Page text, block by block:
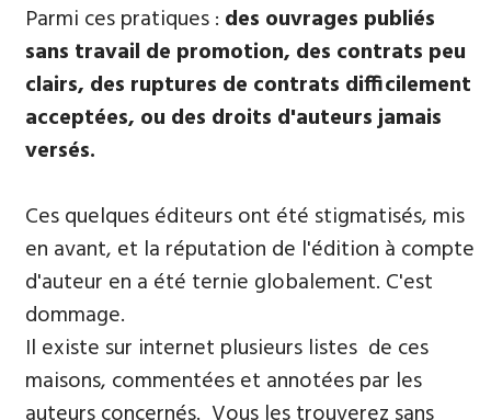
Parmi ​ces pratiques : des ouvrages publiés
sans travail de promotion, des contrats peu
clairs, des ruptures de contrats difficilement
acceptées, ou des droits d'auteurs jamais
versés.
Ces quelques éditeurs ont été stigmatisés, mis
en avant, et la réputation de l'édition à compte
d'auteur en a été ternie globalement. C'est
dommage.
Il existe sur internet plusieurs listes de ces
maisons, commentées et annotées par les